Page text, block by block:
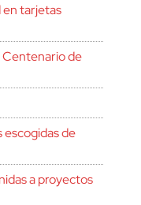
en tarjetas
Centenario de
de
a proyectos